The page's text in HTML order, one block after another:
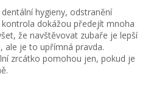
hygieny, odstranění
dokážou předejít mnoha
že navštěvovat zubaře je lepší
ale je to upřímná pravda.
zrcátko pomohou jen, pokud je